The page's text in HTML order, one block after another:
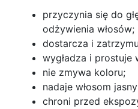
przyczynia się do
odżywienia włosów;
dostarcza i
wygładza i prostuje
nie zmywa koloru;
nadaje włosom
chroni przed